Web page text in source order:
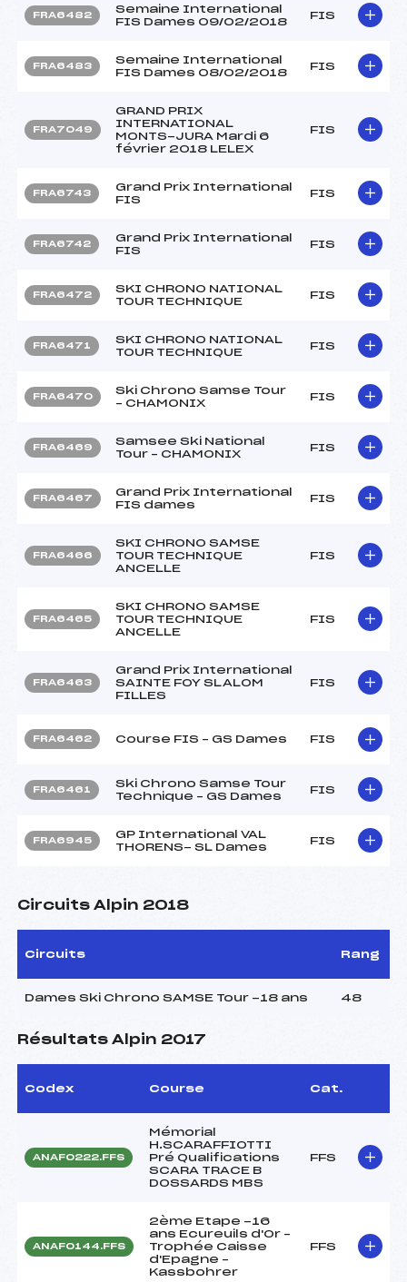
FRA6482
Semaine International
FIS Dames 09/02/2018
FIS
FRA6483
Semaine International
FIS Dames 08/02/2018
FIS
FRA7049
GRAND PRIX
INTERNATIONAL
MONTS-JURA Mardi 6
février 2018 LELEX
FIS
FRA6743
Grand Prix International
FIS
FIS
FRA6742
Grand Prix International
FIS
FIS
FRA6472
SKI CHRONO NATIONAL
TOUR TECHNIQUE
FIS
FRA6471
SKI CHRONO NATIONAL
TOUR TECHNIQUE
FIS
FRA6470
Ski Chrono Samse Tour
– CHAMONIX
FIS
FRA6469
Samsee Ski National
Tour – CHAMONIX
FIS
FRA6467
Grand Prix International
FIS dames
FIS
FRA6466
SKI CHRONO SAMSE
TOUR TECHNIQUE
ANCELLE
FIS
FRA6465
SKI CHRONO SAMSE
TOUR TECHNIQUE
ANCELLE
FIS
FRA6463
Grand Prix International
SAINTE FOY SLALOM
FILLES
FIS
FRA6462 Course FIS – GS Dames FIS
FRA6461
Ski Chrono Samse Tour
Technique – GS Dames
FIS
FRA6945
GP International VAL
THORENS- SL Dames
FIS
Circuits Alpin 2018
Circuits Rang
Dames Ski Chrono SAMSE Tour -18 ans 48
Résultats Alpin 2017
Codex Course Cat.
ANAF0222.FFS
Mémorial
H.SCARAFFIOTTI
Pré Qualifications
SCARA TRACE B
DOSSARDS MBS
FFS
ANAF0144.FFS
2ème Etape -16
ans Ecureuils d'Or –
Trophée Caisse
d'Epagne –
Kassbohrer
FFS